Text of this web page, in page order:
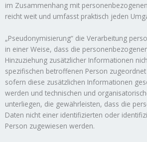
im Zusammenhang mit
reicht weit und umfasst praktisch jeden
„Pseudonymisierung“ die Verarbeitung
in einer Weise, dass die
Hinzuziehung zusätzlicher Informationen
spezifischen betroffenen Person
sofern diese zusätzlichen Informationen
werden und technischen und
unterliegen, die gewährleisten, dass die
Daten nicht einer identifizierten oder
Person zugewiesen werden.